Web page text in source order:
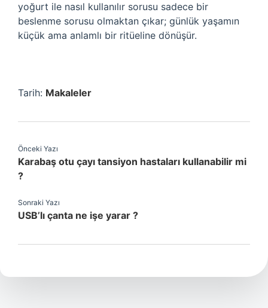
yoğurt ile nasıl kullanılır sorusu sadece bir
beslenme sorusu olmaktan çıkar; günlük yaşamın
küçük ama anlamlı bir ritüeline dönüşür.
Tarih: Makaleler
Önceki Yazı
Karabaş otu çayı tansiyon hastaları kullanabilir mi
?
Sonraki Yazı
USB’lı çanta ne işe yarar ?